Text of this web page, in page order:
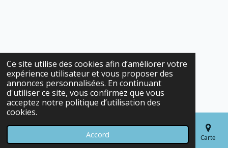
Ce site utilise des cookies afin d’améliorer votre
expérience utilisateur et vous proposer des
annonces personnalisées. En continuant
d'utiliser ce site, vous confirmez que vous
acceptez notre politique d’utilisation des
cookies.
Accord Carte